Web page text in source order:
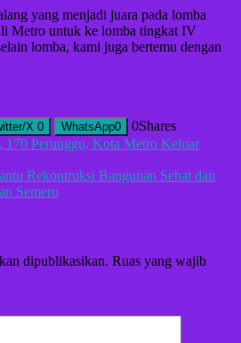
yang menjadi juara pada lomba
Metro untuk ke lomba tingkat IV
lomba, kami juga bertemu dengan
X 0 WhatsApp0 0Shares
170 Perunggu, Kota Metro Keluar
Rekontruksi Bangunan Sehat dan
Semeru
dipublikasikan. Ruas yang wajib